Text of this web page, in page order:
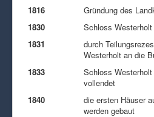
1816
Gründung des
1830
Schloss
1831
durch
Westerholt an die
1833
Schloss
vollendet
1840
die ersten Häuser
werden gebaut